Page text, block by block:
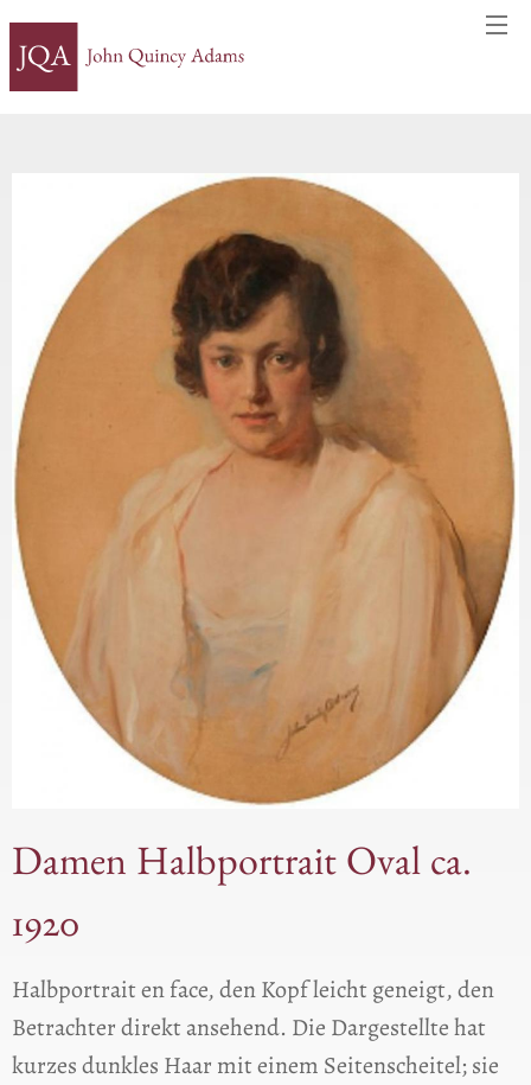
Damen Halbportrait Oval ca.
1920
Halbportrait en face, den Kopf leicht geneigt, den
Betrachter direkt ansehend. Die Dargestellte hat
kurzes dunkles Haar mit einem Seitenscheitel; sie